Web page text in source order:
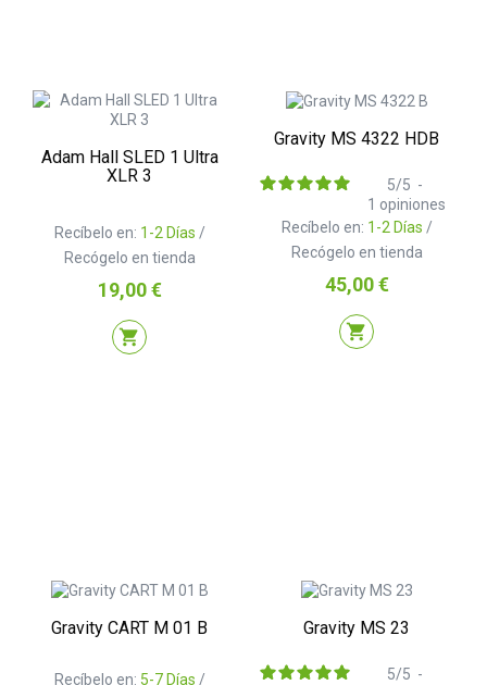
Adam Hall SLED 1 Ultra
XLR 3
Recíbelo en: 1-2 Días /
Recógelo en tienda
Precio
19,00 €
shopping_cart
Gravity MS 4322 HDB
Recíbelo en: 1-2 Días /
Recógelo en tienda
5/5 -
1 opiniones
Precio
45,00 €
shopping_cart
Gravity CART M 01 B
Recíbelo en: 5-7 Días /
Gravity MS 23
5/5 -